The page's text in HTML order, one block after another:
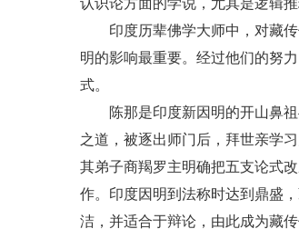
认识论方面的学说，尤其是逻辑
印度历辈佛学大师中，对藏传
明的影响最重要。经过他们的努
式。
陈那是印度新因明的开山鼻祖
之道，被逐出师门后，拜世亲学
其弟子商羯罗主明确把五支论式
作。印度因明到法称时达到鼎盛
洁，并适合于辩论，由此成为藏